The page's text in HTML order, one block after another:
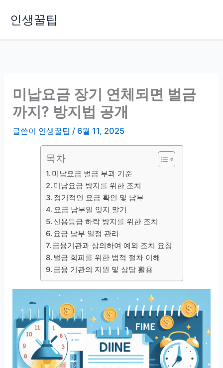
인생꿀팁
미납요금 장기 연체되면 벌금
까지? 방지법 공개
글쓴이 인생꿀팁 / 6월 11, 2025
목차
미납요금 벌금 부과 기준
미납요금 방지를 위한 조치
정기적인 요금 확인 및 납부
요금 납부일 잊지 말기
신용등급 하락 방지를 위한 조치
요금 납부 일정 관리
금융기관과 상의하여 예외 조치 요청
벌금 회피를 위한 법적 절차 이해
금융 기관의 지원 및 상담 활용